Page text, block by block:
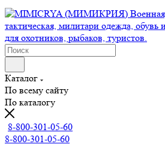
Каталог
По всему сайту
По каталогу
8-800-301-05-60
8-800-301-05-60